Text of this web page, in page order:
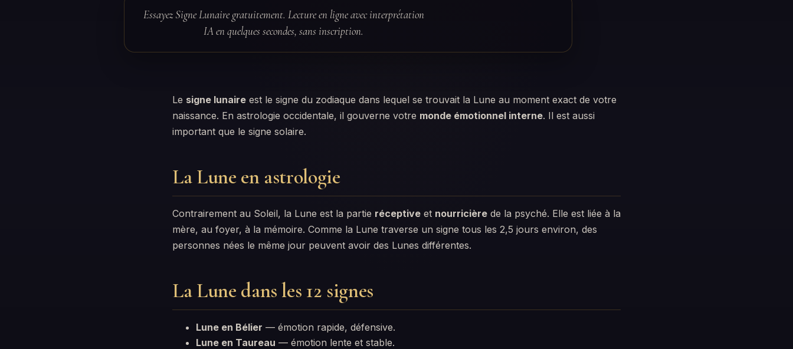
Essayez Signe Lunaire gratuitement. Lecture en ligne avec interprétation
IA en quelques secondes, sans inscription.
Le signe lunaire est le signe du zodiaque dans lequel se trouvait la Lune au moment exact de votre
naissance. En astrologie occidentale, il gouverne votre monde émotionnel interne. Il est aussi
important que le signe solaire.
La Lune en astrologie
Contrairement au Soleil, la Lune est la partie réceptive et nourricière de la psyché. Elle est liée à la
mère, au foyer, à la mémoire. Comme la Lune traverse un signe tous les 2,5 jours environ, des
personnes nées le même jour peuvent avoir des Lunes différentes.
La Lune dans les 12 signes
Lune en Bélier — émotion rapide, défensive.
Lune en Taureau — émotion lente et stable.